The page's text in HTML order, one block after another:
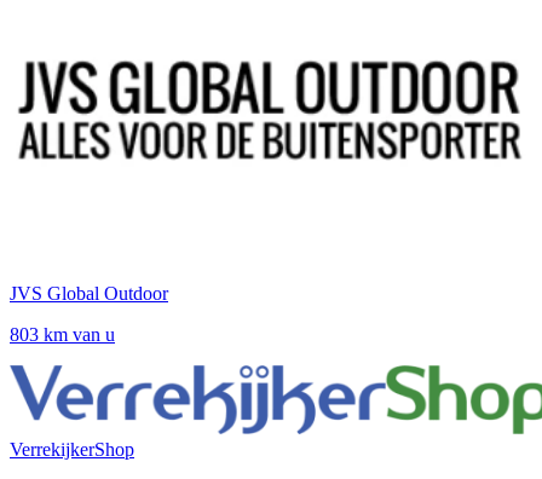
JVS Global Outdoor
803 km van u
VerrekijkerShop